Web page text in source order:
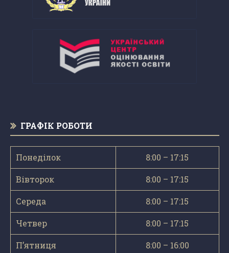
ГРАФІК РОБОТИ
Понеділок 8:00 – 17:15
Вівторок 8:00 – 17:15
Середа 8:00 – 17:15
Четвер 8:00 – 17:15
П’ятниця 8:00 – 16:00